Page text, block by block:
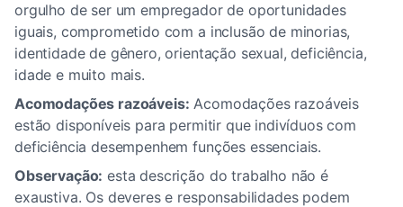
orgulho de ser um empregador de oportunidades
iguais, comprometido com a inclusão de minorias,
identidade de gênero, orientação sexual, deficiência,
idade e muito mais.
Acomodações razoáveis: Acomodações razoáveis ​​
estão disponíveis para permitir que indivíduos com
deficiência desempenhem funções essenciais.
Observação: esta descrição do trabalho não é
exaustiva. Os deveres e responsabilidades podem